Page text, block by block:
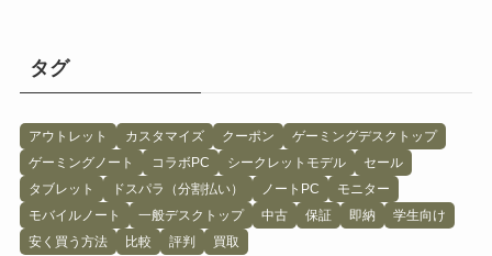
タグ
アウトレット カスタマイズ クーポン
ゲーミングデスクトップ
ゲーミングノート
コラボPC シークレットモデル
セール
タブレット
ドスパラ（分割払い） ノートPC
モニター
モバイルノート
一般デスクトップ 中古 保証 即納
学生向け
安く買う方法
比較 評判 買取